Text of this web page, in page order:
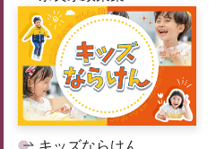
キッズならけん